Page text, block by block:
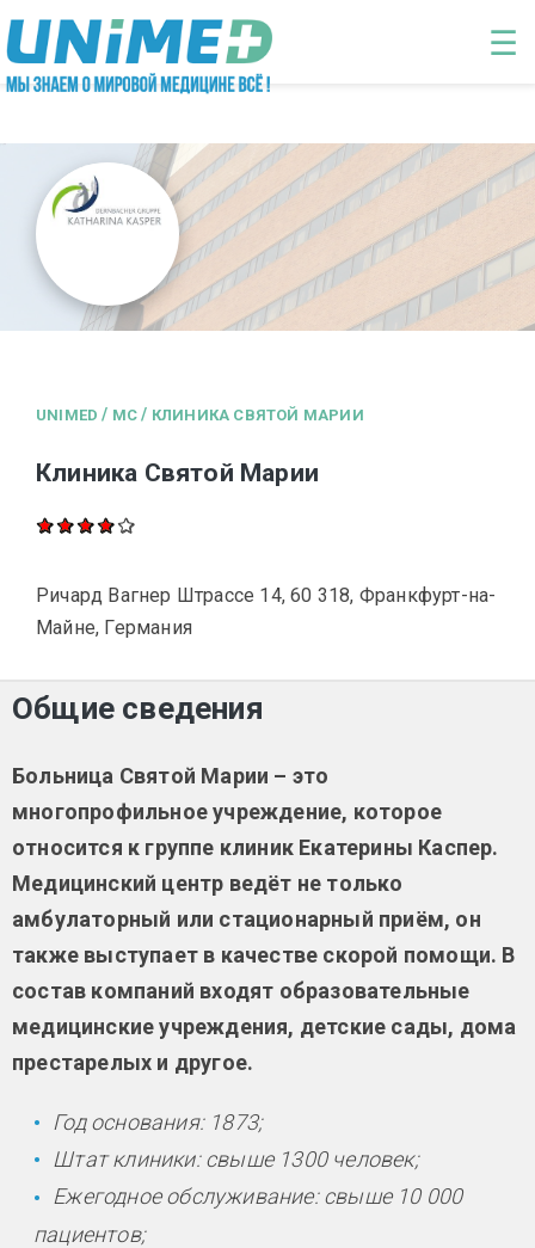
Перейти к основному содержанию
☰
UNIMED / MC / КЛИНИКА СВЯТОЙ МАРИИ
Клиника Святой Марии
Ричард Вагнер Штрассе 14, 60 318, Франкфурт-на-
Майне, Германия
Общие сведения
Больница Святой Марии – это
многопрофильное учреждение, которое
относится к группе клиник Екатерины Каспер.
Медицинский центр ведёт не только
амбулаторный или стационарный приём, он
также выступает в качестве скорой помощи. В
состав компаний входят образовательные
медицинские учреждения, детские сады, дома
престарелых и другое.
Год основания: 1873;
Штат клиники: свыше 1300 человек;
Ежегодное обслуживание: свыше 10 000
пациентов;